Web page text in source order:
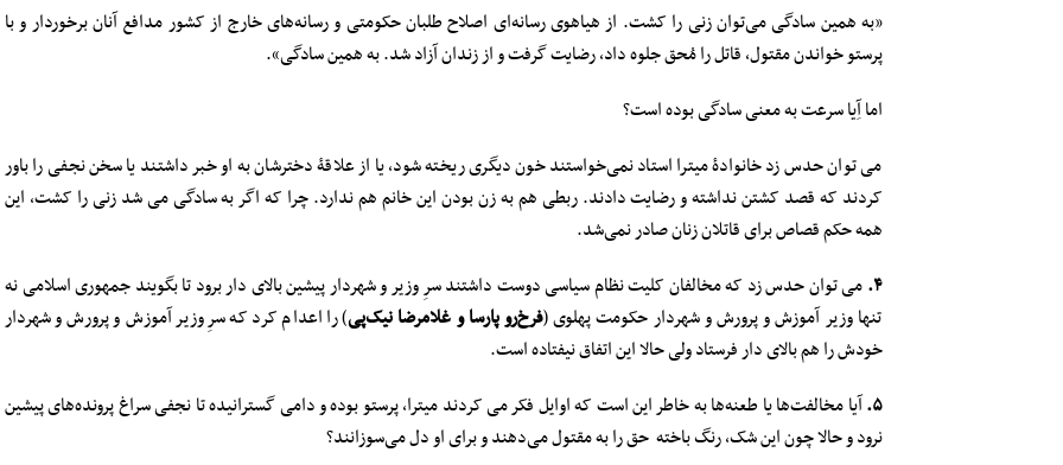
«به همین سادگی می‌توان زنی را کشت. از هیاهوی رسانه‌ای اصلاح طلبان حکومتی و رسانه‌های خارج از کشور مدافع آنان برخوردار و با
پرستو خواندن مقتول، قاتل را مُحق جلوه داد، رضایت گرفت و از زندان آزاد شد. به همین سادگی».
اما آِیا سرعت به معنی سادگی بوده است؟
می توان حدس زد خانوادۀ میترا استاد نمی‌خواستند خون دیگری ریخته شود، یا از علاقۀ دخترشان به او خبر داشتند یا سخن نجفی را باور
کردند که قصد کشتن نداشته و رضایت دادند. ربطی هم به زن بودن این خانم هم ندارد. چرا که اگر به سادگی می شد زنی را کشت، این
همه حکم قصاص برای قاتلان زنان صادر نمی‌شد.
۴. می توان حدس زد که مخالفان کلیت نظام سیاسی دوست داشتند سرِ وزیر و شهردار پیشین بالای دار برود تا بگویند جمهوری اسلامی نه
تنها وزیر آموزش و پرورش و شهردار حکومت پهلوی (فرخ‌رو پارسا و غلامرضا نیک‌پی) را اعدام کرد که سرِ وزیر آموزش و پرورش و شهردار
خودش را هم بالای دار فرستاد ولی حالا این اتفاق نیفتاده است.
۵. آیا مخالفت‌ها یا طعنه‌ها به خاطر این است که اوایل فکر می کردند میترا، پرستو بوده و دامی گسترانیده تا نجفی سراغ پرونده‌های پیشین
نرود و حالا چون این شک، رنگ باخته حق را به مقتول می‌دهند و برای او دل می‌سوزانند؟